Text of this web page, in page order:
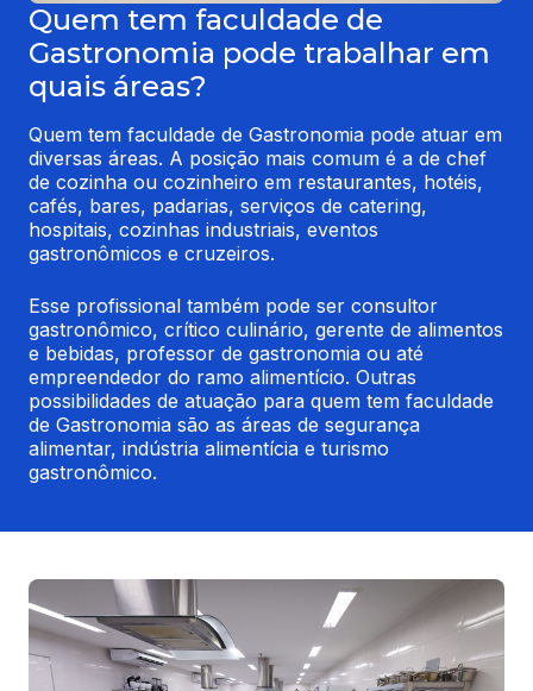
Quem tem faculdade de
Gastronomia pode trabalhar em
quais áreas?
Quem tem faculdade de Gastronomia pode atuar em
diversas áreas. A posição mais comum é a de chef
de cozinha ou cozinheiro em restaurantes, hotéis,
cafés, bares, padarias, serviços de catering,
hospitais, cozinhas industriais, eventos
gastronômicos e cruzeiros.
Esse profissional também pode ser consultor
gastronômico, crítico culinário, gerente de alimentos
e bebidas, professor de gastronomia ou até
empreendedor do ramo alimentício. Outras
possibilidades de atuação para quem tem faculdade
de Gastronomia são as áreas de segurança
alimentar, indústria alimentícia e turismo
gastronômico.